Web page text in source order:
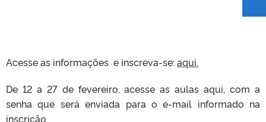
Acesse as informações e inscreva-se:aqui.
De 12 a 27 de fevereiro, acesse as aulas aqui, com a
senha que será enviada para o e-mail informado na
inscrição.